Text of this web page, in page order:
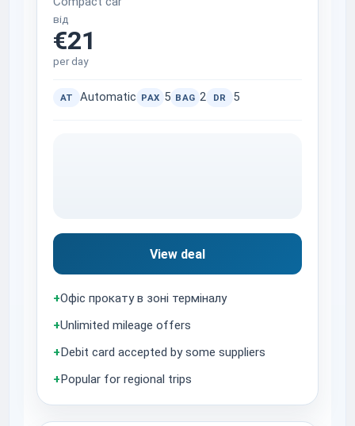
від
€21
per day
AT Automatic PAX 5 BAG 2 DR 5
View deal
+Офіс прокату в зоні терміналу
+Unlimited mileage offers
+Debit card accepted by some suppliers
+Popular for regional trips